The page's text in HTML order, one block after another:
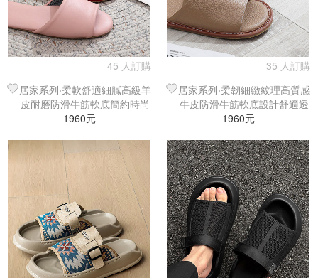
45 人訂購
居家系列‧柔軟舒適細膩高級羊
皮耐磨防滑牛筋軟底簡約時尚
室內拖鞋
1960元
35 人訂購
居家系列‧柔韌細緻紋理高質感
牛皮防滑牛筋軟底設計舒適透
氣時尚室內拖鞋
1960元